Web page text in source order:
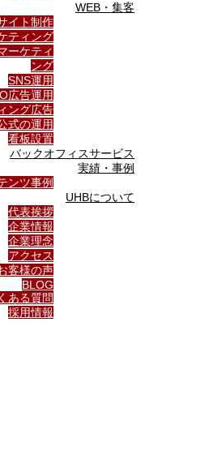
WEB・集客
イト制作
ティング
ーケティ
ング
SNS運用
広告運用
ング広告
式の運用
看板設置
バックオフィスサービス
実績・事例
ンツ事例
UHBについて
代表挨拶
企業情報
企業理念
アクセス
客様の声
BLOG
ある質問
採用情報